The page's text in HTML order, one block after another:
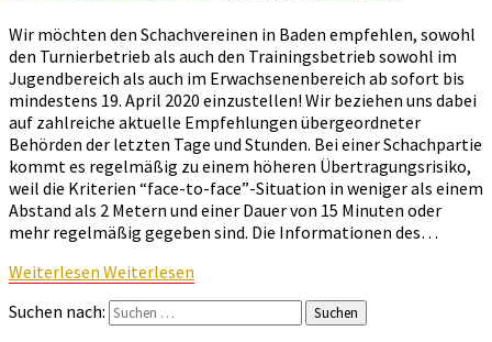
Wir möchten den Schachvereinen in Baden empfehlen, sowohl
den Turnierbetrieb als auch den Trainingsbetrieb sowohl im
Jugendbereich als auch im Erwachsenenbereich ab sofort bis
mindestens 19. April 2020 einzustellen! Wir beziehen uns dabei
auf zahlreiche aktuelle Empfehlungen übergeordneter
Behörden der letzten Tage und Stunden. Bei einer Schachpartie
kommt es regelmäßig zu einem höheren Übertragungsrisiko,
weil die Kriterien “face-to-face”-Situation in weniger als einem
Abstand als 2 Metern und einer Dauer von 15 Minuten oder
mehr regelmäßig gegeben sind. Die Informationen des…
Weiterlesen Weiterlesen
Suchen nach:
Suchen